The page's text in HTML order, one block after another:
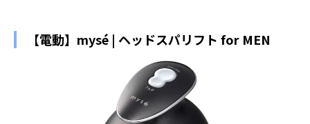
【電動】mysé | ヘッドスパリフト for MEN